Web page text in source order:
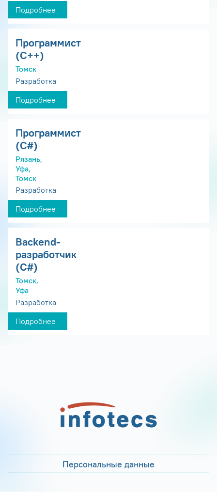
Подробнее
Программист
(С++)
Томск
Разработка
Подробнее
Программист
(С#)
Рязань,
Уфа,
Томск
Разработка
Подробнее
Backend-
разработчик
(C#)
Томск,
Уфа
Разработка
Подробнее
Персональные данные